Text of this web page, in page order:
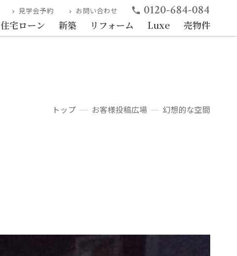
住宅ローン 新築 リフォーム Luxe 売物件
chevron_right 見学会予約 chevron_right お問い合わせ phone 0120-684-084
トップ お客様投稿広場 幻想的な空間